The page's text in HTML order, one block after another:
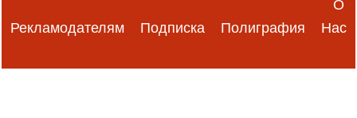
Рекламодателям Подписка Полиграфия
Нас